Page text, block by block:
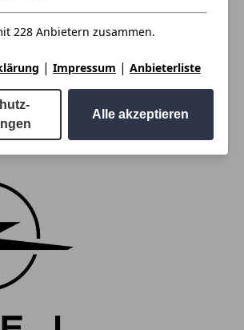
228 Anbietern zusammen.
| Impressum | Anbieterliste
Alle akzeptieren